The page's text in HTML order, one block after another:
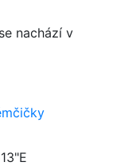
nachází v